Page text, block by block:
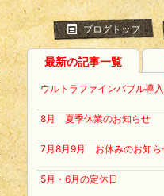
ブログトップ
最新の記事一覧
ウルトラファインバブル導
8月 夏季休業のお知らせ
7月8月9月 お休みのお知ら
5月・6月の定休日